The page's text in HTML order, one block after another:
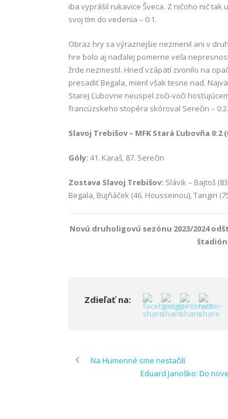
iba vyprášil rukavice Šveca. Z ničoho nič
svoj tím do vedenia – 0:1.
Obraz hry sa výraznejšie nezmenil ani v
hre bolo aj naďalej pomerne veľa
žrde nezmestil. Hneď vzápätí zvonilo na
presadiť Begala, mieril však tesne nad.
Starej Ľubovne neuspel zoči-voči
francúzskeho stopéra skóroval Serečin – 0:2.
Slavoj Trebišov – MFK Stará Ľubovňa 0:2
Góly: 41. Karaš, 87. Serečin
Zostava Slavoj Trebišov: Slávik – Bajtoš
Begala, Bujňáček (46. Housseinou), Tangiri
Novú druholigovú sezónu 2023/2024
Zdieľať na:
Na Humenné sme nestačili
Eduard Janoško: Do